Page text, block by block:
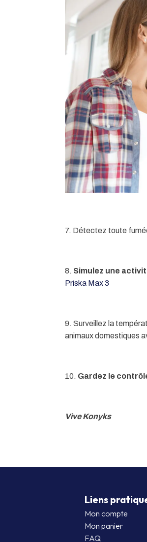
7. Détectez toute
8. Simulez une
Priska Max 3
9. Surveillez la
animaux domestiques
10. Gardez le
Vive Konyks
Liens
Mon compte
Mon panier
FAQ